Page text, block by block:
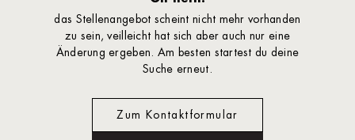
das Stellenangebot scheint nicht mehr vorhanden
zu sein, veilleicht hat sich aber auch nur eine
Änderung ergeben. Am besten startest du deine
Suche erneut.
Zum Kontaktformular